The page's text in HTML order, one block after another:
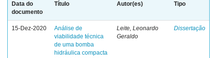
Data do
documento
Título Autor(es) Tipo
15-Dez-2020
Análise de
viabilidade técnica
de uma bomba
hidráulica compacta
Leite, Leonardo
Geraldo
Dissertação